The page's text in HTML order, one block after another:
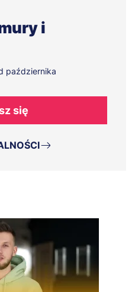
i
października
się